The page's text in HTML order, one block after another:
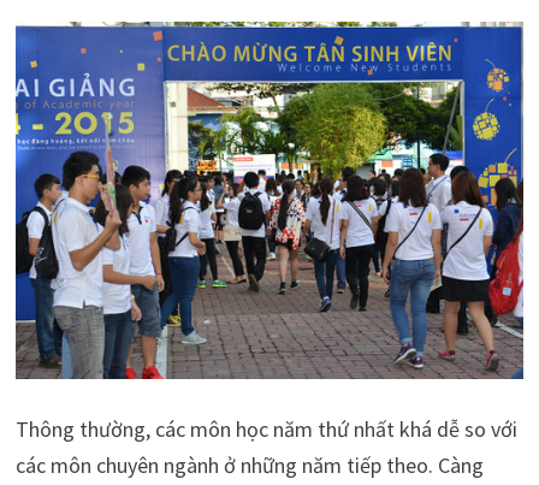
Thông thường, các môn học năm thứ nhất khá dễ so với
các môn chuyên ngành ở những năm tiếp theo. Càng